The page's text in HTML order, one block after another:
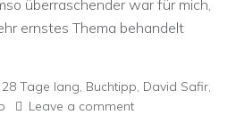
überraschender war für mich,
ernstes Thema behandelt
28 Tage lang, Buchtipp, David Safir,
Leave a comment